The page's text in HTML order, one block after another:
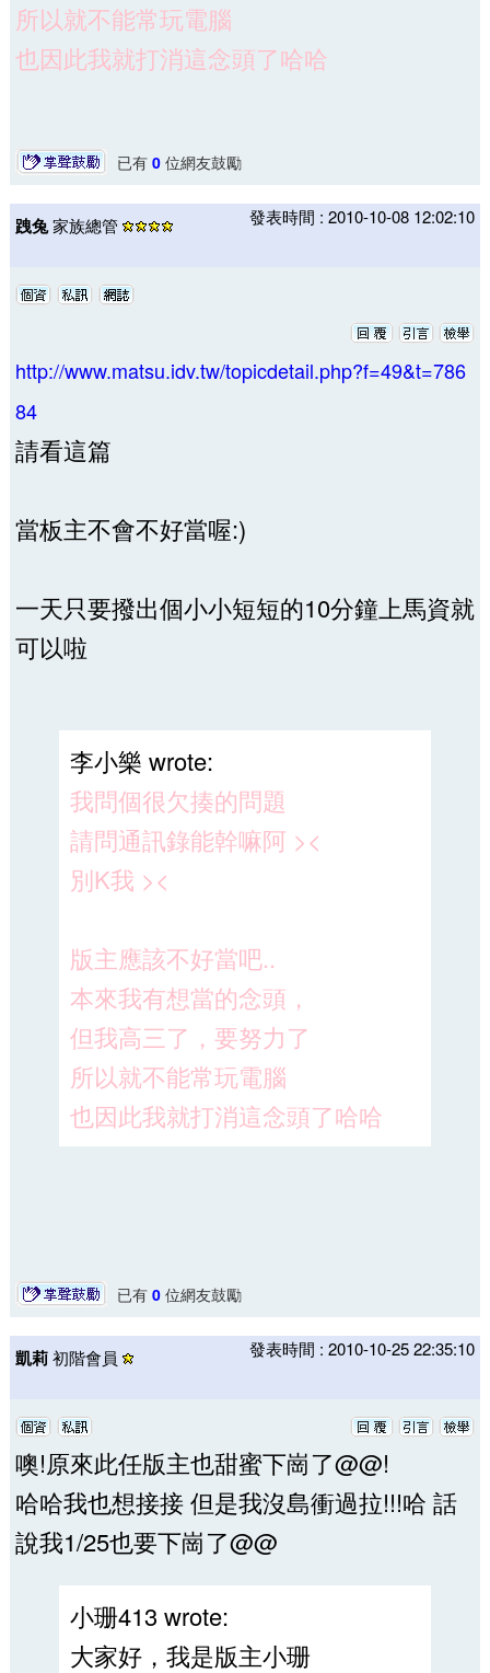
所以就不能常玩電腦
也因此我就打消這念頭了哈哈
已有 0位網友鼓勵
跩兔家族總管 發表時間 : 2010-10-08 12:02:10
http://www.matsu.idv.tw/topicdetail.php?f=49&t=786
84
請看這篇
當板主不會不好當喔:)
一天只要撥出個小小短短的10分鐘上馬資就
可以啦
李小樂 wrote:
我問個很欠揍的問題
請問通訊錄能幹嘛阿 ><
別K我 ><
版主應該不好當吧..
本來我有想當的念頭，
但我高三了，要努力了
所以就不能常玩電腦
也因此我就打消這念頭了哈哈
已有 0位網友鼓勵
凱莉初階會員 發表時間 : 2010-10-25 22:35:10
噢!原來此任版主也甜蜜下崗了@@!
哈哈我也想接接 但是我沒島衝過拉!!!哈 話
說我1/25也要下崗了@@
小珊413 wrote:
大家好，我是版主小珊